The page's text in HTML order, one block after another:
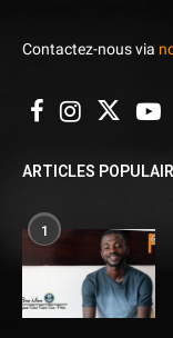
Contactez-nous via
ARTICLES
1